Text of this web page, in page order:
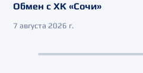
Обмен с ХК «Сочи»
7 августа 2026 г.